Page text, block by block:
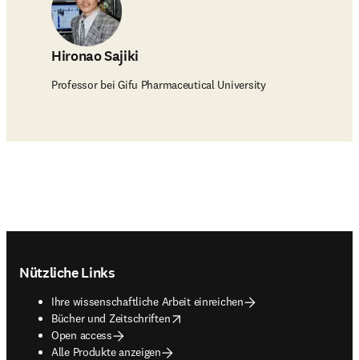
Hironao Sajiki
Professor bei Gifu Pharmaceutical University
Nützliche Links
Ihre wissenschaftliche Arbeit einreichen
Bücher und Zeitschriften
opens in new tab/window
Open access
Alle Produkte anzeigen